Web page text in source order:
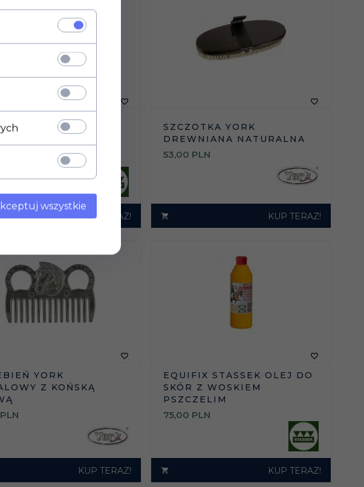
PREMIUM
SZAMPON Z
JEDWABIU
KUP TERAZ!
SZCZOTKA YORK
DREWNIANA NATURALNA
53,00 PLN
KUP TERAZ!
YORK
Z KOŃSKĄ
PLN
KUP TERAZ!
EQUIFIX STASSEK OLEJ DO
SKÓR Z WOSKIEM
PSZCZELIM
75,00 PLN
KUP TERAZ!
wszystkie